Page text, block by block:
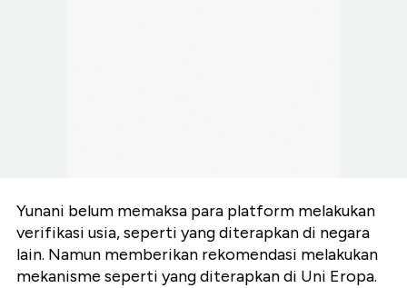
Yunani belum memaksa para platform melakukan
verifikasi usia, seperti yang diterapkan di negara
lain. Namun memberikan rekomendasi melakukan
mekanisme seperti yang diterapkan di Uni Eropa.